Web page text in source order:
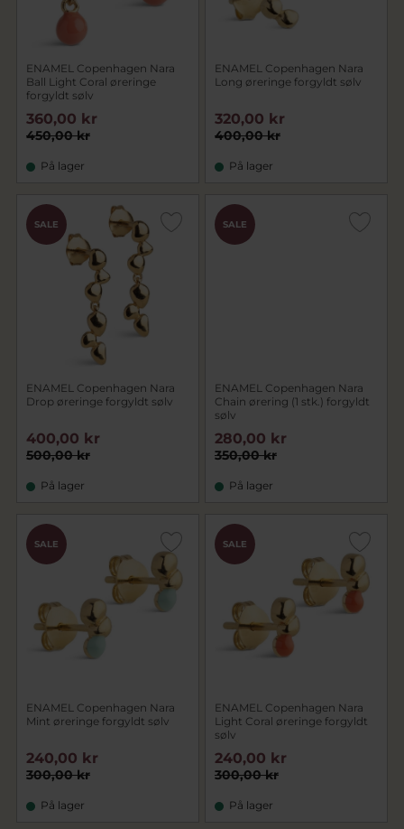
ENAMEL Copenhagen Nara
Ball Light Coral øreringe
forgyldt sølv
450,00 kr
360,00 kr
På lager
ENAMEL Copenhagen Nara
Long øreringe forgyldt sølv
400,00 kr
320,00 kr
På lager
SALE
ENAMEL Copenhagen Nara
Drop øreringe forgyldt sølv
500,00 kr
400,00 kr
På lager
SALE
ENAMEL Copenhagen Nara
Chain ørering (1 stk.) forgyldt
sølv
350,00 kr
280,00 kr
På lager
SALE
ENAMEL Copenhagen Nara
Mint øreringe forgyldt sølv
300,00 kr
240,00 kr
På lager
SALE
ENAMEL Copenhagen Nara
Light Coral øreringe forgyldt
sølv
300,00 kr
240,00 kr
På lager